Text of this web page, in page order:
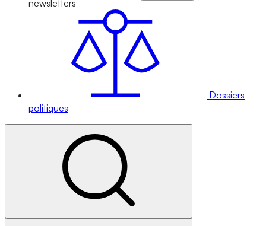
newsletters
Dossiers
politiques